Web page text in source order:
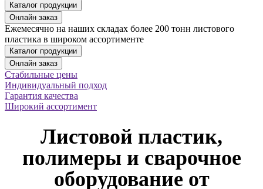
Ежемесячно на наших складах более 200 тонн листового
пластика в широком ассортименте
Стабильные цены
Индивидуальный подход
Гарантия качества
Широкий ассортимент
Листовой пластик,
полимеры и сварочное
оборудование от